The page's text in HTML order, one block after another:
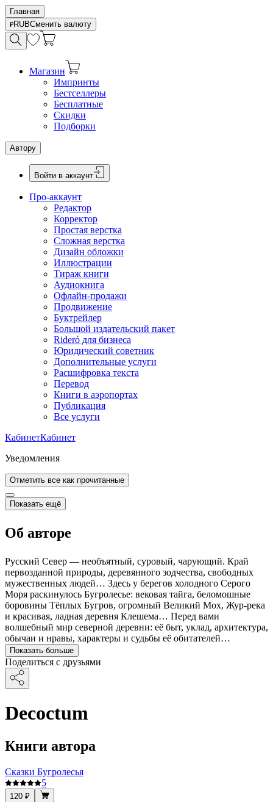
Главная
RUBСменить валюту
Магазин
Импринты
Бестселлеры
Бесплатные
Скидки
Подборки
Автору
Войти в аккаунт
Про-аккаунт
Редактор
Корректор
Простая верстка
Сложная верстка
Дизайн обложки
Иллюстрации
Тираж книги
Аудиокнига
Офлайн-продажи
Продвижение
Буктрейлер
Большой издательский пакет
Rideró для бизнеса
Юридический советник
Дополнительные услуги
Расшифровка текста
Перевод
Книги в аэропортах
Публикация
Все услуги
КабинетКабинет
Уведомления
Отметить все как прочитанные
Показать ещё
Об авторе
Русский Север — необъятный, суровый, чарующий. Край
первозданной природы, деревянного зодчества, свободных
мужественных людей… Здесь у берегов холодного Серого
Моря раскинулось Бугролесье: вековая тайга, беломошные
боровины Тёплых Бугров, огромный Великий Мох, Жур-река
и красивая, ладная деревня Клешема… Перед вами
волшебный мир северной деревни: её быт, уклад, архитектура,
обычаи и нравы, характеры и судьбы её обитателей…
Показать больше
Поделиться с друзьями
Decoctum
Книги автора
Сказки Бугролесья
5
120 ₽